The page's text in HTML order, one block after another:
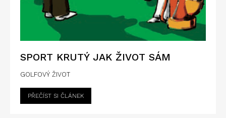
SPORT KRUTÝ JAK ŽIVOT SÁM
GOLFOVÝ ŽIVOT
PŘEČÍST SI ČLÁNEK